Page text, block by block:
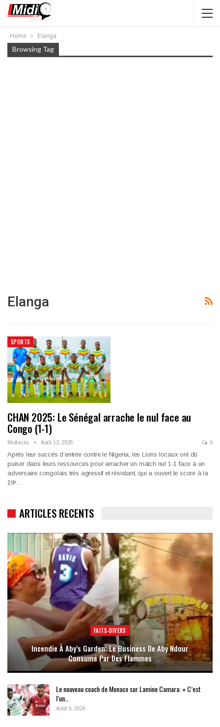
Home Elanga
Browsing Tag
Elanga
SPORTS
CHAN 2025: Le Sénégal arrache le nul face au
Congo (1-1)
Midiactu Août 12, 2025 0
Après leur succès d’entrée contre le Nigeria, les Lions locaux ont dû
puiser dans leurs ressources pour arracher un match nul 1-1 face à un
adversaire congolais très agressif et résistant, qui a ouvert le score à la
19ᵉ…
ARTICLES RECENTS
FAITS-DIVERS
Incendie À Aby’s Garden: Le Business De Aby Ndour
Consumé Par Des Flammes
Le nouveau coach de Monaco sur Lamine Camara: « C’est
l’un…
Août 9, 2026